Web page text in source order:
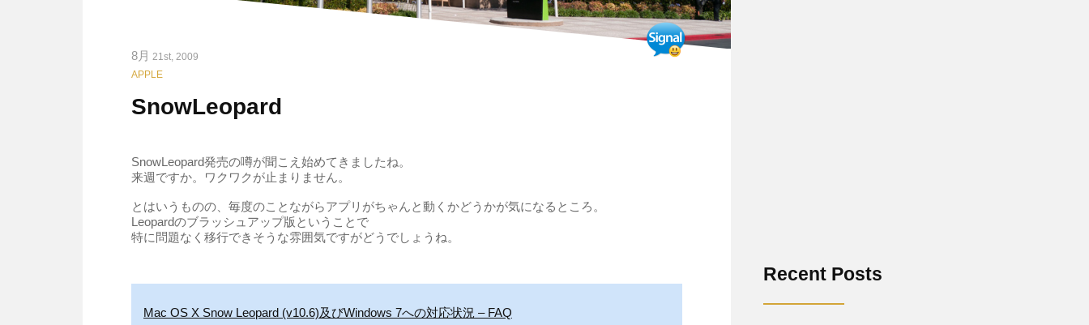
8月 21st, 2009
APPLE
SnowLeopard
SnowLeopard発売の噂が聞こえ始めてきましたね。
来週ですか。ワクワクが止まりません。
とはいうものの、毎度のことながらアプリがちゃんと動くかどうかが気になるところ。
Leopardのブラッシュアップ版ということで
特に問題なく移行できそうな雰囲気ですがどうでしょうね。
Mac OS X Snow Leopard (v10.6)及びWindows 7への対応状況 – FAQ
Recent Posts